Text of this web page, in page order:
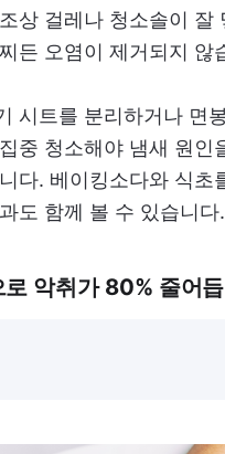
상 걸레나 청소솔이 잘
든 오염이 제거되지 않
시트를 분리하거나 면
중 청소해야 냄새 원인
다. 베이킹소다와 식초
도 함께 볼 수 있습니다.
로 악취가 80% 줄어